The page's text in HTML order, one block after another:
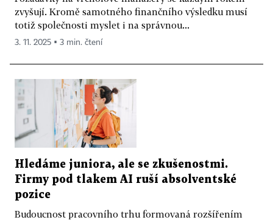
zvyšují. Kromě samotného finančního výsledku musí
totiž společnosti myslet i na správnou...
3. 11. 2025 ▪ 3 min. čtení
Hledáme juniora, ale se zkušenostmi.
Firmy pod tlakem AI ruší absolventské
pozice
Budoucnost pracovního trhu formovaná rozšířením